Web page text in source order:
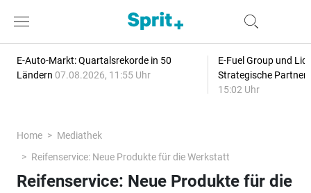
E-Auto-Markt: Quartalsrekorde in 50
Ländern 07.08.2026, 11:55 Uhr
E-Fuel Group und
Strategische
15:02 Uhr
Home
Mediathek
Reifenservice: Neue Produkte für die Werkstatt
Reifenservice: Neue Produkte für die